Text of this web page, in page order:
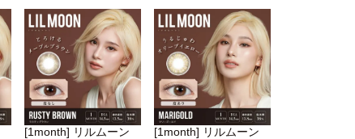
[1month] リルムーン
[1month] リルムーン